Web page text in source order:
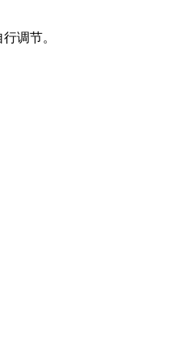
调节。